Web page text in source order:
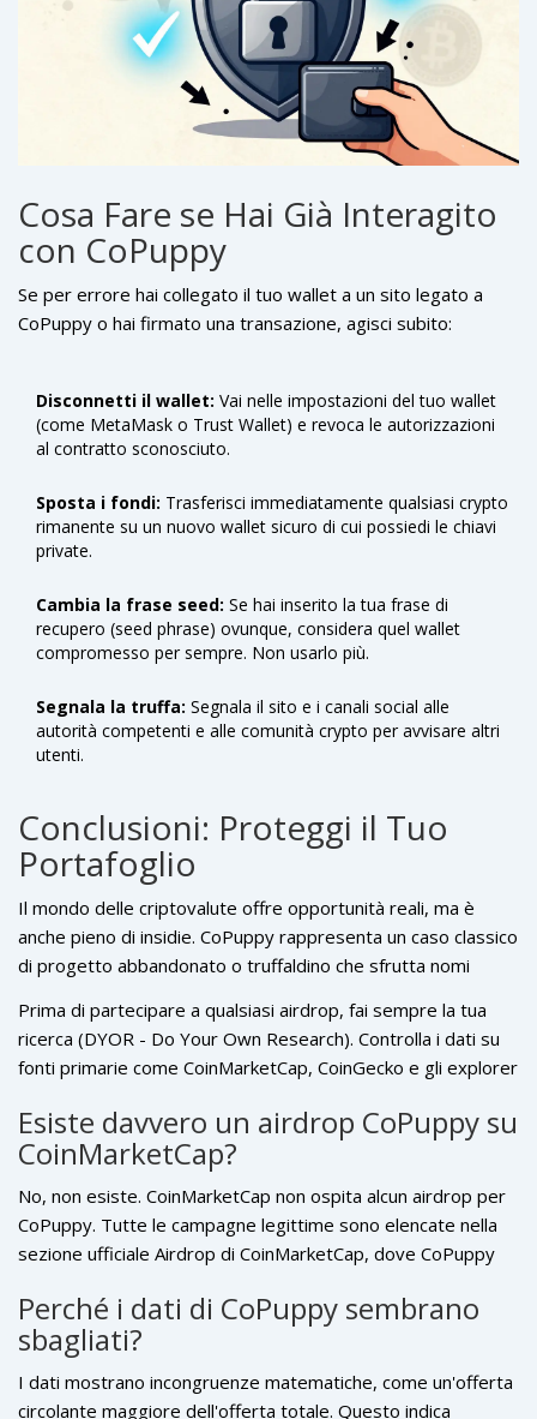
Cosa Fare se Hai Già Interagito
con CoPuppy
Se per errore hai collegato il tuo wallet a un sito legato a
CoPuppy o hai firmato una transazione, agisci subito:
Disconnetti il wallet: Vai nelle impostazioni del tuo wallet
(come MetaMask o Trust Wallet) e revoca le autorizzazioni
al contratto sconosciuto.
Sposta i fondi: Trasferisci immediatamente qualsiasi crypto
rimanente su un nuovo wallet sicuro di cui possiedi le chiavi
private.
Cambia la frase seed: Se hai inserito la tua frase di
recupero (seed phrase) ovunque, considera quel wallet
compromesso per sempre. Non usarlo più.
Segnala la truffa: Segnala il sito e i canali social alle
autorità competenti e alle comunità crypto per avvisare altri
utenti.
Conclusioni: Proteggi il Tuo
Portafoglio
Il mondo delle criptovalute offre opportunità reali, ma è
anche pieno di insidie. CoPuppy rappresenta un caso classico
di progetto abbandonato o truffaldino che sfrutta nomi
parlano chiaro: zero volume, tokenomics impossibili e
assenza totale di attività tecnica.
Prima di partecipare a qualsiasi airdrop, fai sempre la tua
ricerca (DYOR - Do Your Own Research). Controlla i dati su
fonti primarie come CoinMarketCap, CoinGecko e gli explorer
lontano. La tua sicurezza finanziaria vale più di qualche token
gratuito inesistente.
Esiste davvero un airdrop CoPuppy su
CoinMarketCap?
No, non esiste. CoinMarketCap non ospita alcun airdrop per
CoPuppy. Tutte le campagne legittime sono elencate nella
sezione ufficiale Airdrop di CoinMarketCap, dove CoPuppy
Perché i dati di CoPuppy sembrano
sbagliati?
I dati mostrano incongruenze matematiche, come un'offerta
circolante maggiore dell'offerta totale. Questo indica